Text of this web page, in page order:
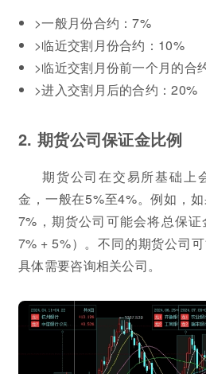
>一般月份合约：7%
>临近交割月份合约：10%
>临近交割月份前一个月的合
>进入交割月后的合约：20%
2. 期货公司保证金比例
期货公司在交易所基础上
金，一般在5%至4%。例如，
7%，期货公司可能会将总保
7% + 5%）。不同的期货公司
具体需要咨询相关公司。